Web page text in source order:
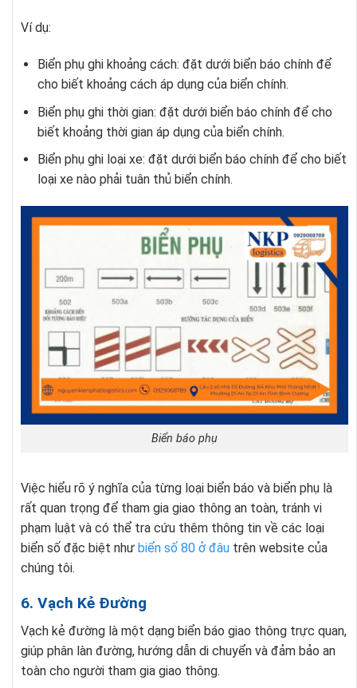
Ví dụ:
Biển phụ ghi khoảng cách: đặt dưới biển báo chính để
cho biết khoảng cách áp dụng của biển chính.
Biển phụ ghi thời gian: đặt dưới biển báo chính để cho
biết khoảng thời gian áp dụng của biển chính.
Biển phụ ghi loại xe: đặt dưới biển báo chính để cho biết
loại xe nào phải tuân thủ biển chính.
Biển báo phụ
Việc hiểu rõ ý nghĩa của từng loại biển báo và biển phụ là
rất quan trọng để tham gia giao thông an toàn, tránh vi
phạm luật và có thể tra cứu thêm thông tin về các loại
biển số đặc biệt như biển số 80 ở đâu trên website của
chúng tôi.
6. Vạch Kẻ Đường
Vạch kẻ đường là một dạng biển báo giao thông trực quan,
giúp phân làn đường, hướng dẫn di chuyển và đảm bảo an
toàn cho người tham gia giao thông.